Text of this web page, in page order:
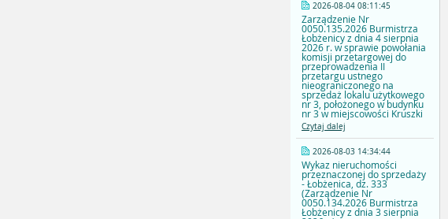
2026-08-04 08:11:45
Zarządzenie Nr
0050.135.2026 Burmistrza
Łobżenicy z dnia 4 sierpnia
2026 r. w sprawie powołania
komisji przetargowej do
przeprowadzenia II
przetargu ustnego
nieograniczonego na
sprzedaż lokalu użytkowego
nr 3, położonego w budynku
nr 3 w miejscowości Kruszki
Czytaj dalej
2026-08-03 14:34:44
Wykaz nieruchomości
przeznaczonej do sprzedaży
- Łobżenica, dz. 333
(Zarządzenie Nr
0050.134.2026 Burmistrza
Łobżenicy z dnia 3 sierpnia